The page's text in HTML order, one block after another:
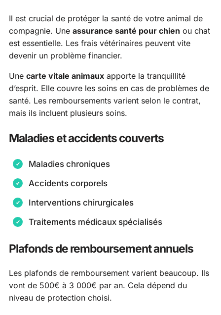
Il est crucial de protéger la santé de votre animal de
compagnie. Une assurance santé pour chien ou chat
est essentielle. Les frais vétérinaires peuvent vite
devenir un problème financier.
Une carte vitale animaux apporte la tranquillité
d’esprit. Elle couvre les soins en cas de problèmes de
santé. Les remboursements varient selon le contrat,
mais ils incluent plusieurs soins.
Maladies et accidents couverts
Maladies chroniques
Accidents corporels
Interventions chirurgicales
Traitements médicaux spécialisés
Plafonds de remboursement annuels
Les plafonds de remboursement varient beaucoup. Ils
vont de 500€ à 3 000€ par an. Cela dépend du
niveau de protection choisi.